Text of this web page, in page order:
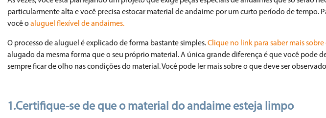
particularmente alta e você precisa estocar material de andaime por um curto período de tempo.
você o aluguel flexível de andaimes.
O processo de aluguel é explicado de forma bastante simples.Clique no link para saber mais sobre
alugado da mesma forma que o seu próprio material. A única grande diferença é que você pode
sempre ficar de olho nas condições do material. Você pode ler mais sobre o que deve ser
1.Certifique-se de que o material do andaime esteja limpo